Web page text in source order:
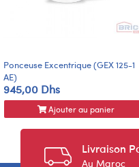
Ponceuse Excentrique (GEX 125-1
AE)
945,00 Dhs
Ajouter au panier
Livraison
Au Maroc